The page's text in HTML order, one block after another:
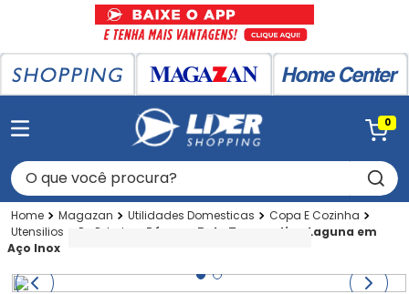
0
O que você procura?
Magazan Utilidades Domesticas
Copa E Cozinha
Utensilios
Pa P-bolo
Pá para Bolo Tramontina Laguna em
Aço Inox